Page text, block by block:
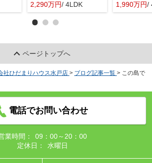
2,290万円/ 4LDK 1,990万円/
ページトップへ
社ひだまりハウス水戸店 > ブログ記事一覧 > この島で
電話でお問い合わせ
業時間：
09：00～20：00
定休日：
水曜日